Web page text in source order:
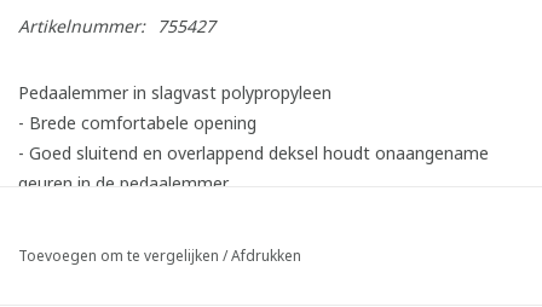
Artikelnummer: 755427
Pedaalemmer in slagvast polypropyleen
- Brede comfortabele opening
- Goed sluitend en overlappend deksel houdt onaangename
geuren in de pedaalemmer
- Makkelijk reinigbaar en desinfecteerbaar: gladde oppervlakken
Toevoegen om te vergelijken /Afdrukken